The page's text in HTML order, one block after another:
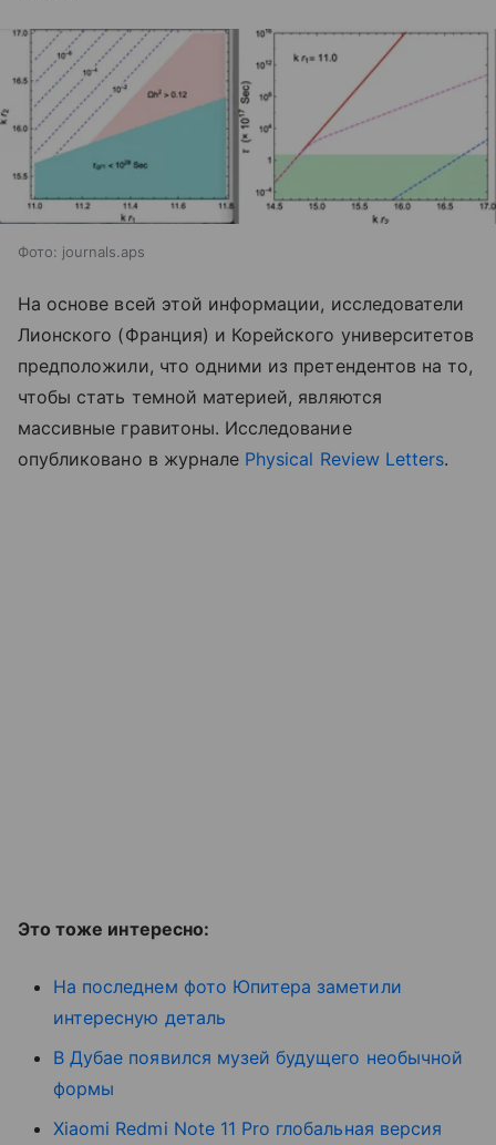
Фото: journals.aps
На основе всей этой информации, исследователи
Лионского (Франция) и Корейского университетов
предположили, что одними из претендентов на то,
чтобы стать темной материей, являются
массивные гравитоны. Исследование
опубликовано в журнале Physical Review Letters.
Это тоже интересно:
На последнем фото Юпитера заметили
интересную деталь
В Дубае появился музей будущего необычной
формы
Xiaomi Redmi Note 11 Pro глобальная версия